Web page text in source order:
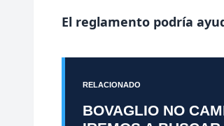
El reglamento podría
RELACIONADO
BOVAGLIO NO